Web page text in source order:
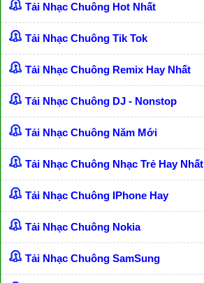
Tải Nhạc Chuông Hot Nhất
Tải Nhạc Chuông Tik Tok
Tải Nhạc Chuông Remix Hay Nhất
Tải Nhạc Chuông DJ - Nonstop
Tải Nhạc Chuông Năm Mới
Tải Nhạc Chuông Nhạc Trẻ Hay Nhất
Tải Nhạc Chuông IPhone Hay
Tải Nhạc Chuông Nokia
Tải Nhạc Chuông SamSung